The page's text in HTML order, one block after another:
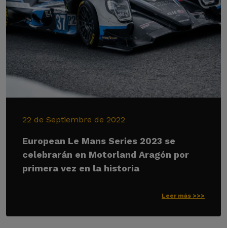
22 de Septiembre de 2022
European Le Mans Series 2023 se
celebrarán en Motorland Aragón por
primera vez en la historia
Leer más >>>